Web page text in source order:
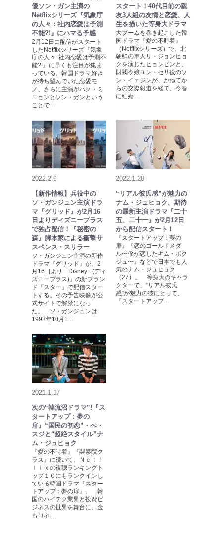
優ソン・ガン主演の
Netflixシリーズ『気象庁
の人々：社内恋愛は予測
不能?!』にハマる予感
2月12日に配信がスタート
したNetflixシリーズ『気象
庁の人々: 社内恋愛は予測不
能?!』に早くも注目が集ま
っている。韓国ドラマ好き
が待ち望んでいた恋愛モ
ノ、さらに主演がパク・ミ
ニョンとソン・ガンという
ことで…
スタート！40代目前の親
友3人組の友情と恋愛、人
生を描いた等身大ドラマ
大ブームを巻き起こした韓
国ドラマ『愛の不時着』
（Netflixシリーズ）で、北
朝鮮の軍人リ・ジョンヒョ
クを演じたヒョンビンと、
財閥令嬢ユン・セリ役のソ
ン・イェジンが、かねてか
らの交際報道を経て、今春
に結婚…
2022.2.9
【新作情報】兵役中の
ソ・ガンジュン主演ドラ
マ『グリッド』が2月16
日よりディズニープラス
で独占配信！『秘密の
森』脚本家による衝撃サ
スペンス・スリラー
ソ・ガンジュン主演の新作
ドラマ『グリッド』が、2
月16日より「Disney+ (ディ
ズニープラス)」の新ブラン
ド「スター」で配信スター
トする。その予告映像が公
式サイトで解禁になっ
た。 ソ・ガンジュンは
1993年10月1…
2022.1.20
“リアル彼氏感”が魅力の
ナム・ジュヒョク、期待
の最新主演ドラマ『二十
五、二十一』が2月12日
から配信スタート！
『スタートアップ：夢の
扉』『恋のゴールドメダ
ル〜僕が恋したキム・ボク
ジュ〜』などで日本でも人
気のナム・ジュヒョク
（27）。 等身大のキャラ
クターで、“リアル彼氏
感”が魅力の彼にとって、
『スタートアップ…
2021.1.17
次の“韓流沼ドラマ”!『ス
タートアップ：夢の
扉』“国民の初恋”・ぺ・
スジと“超絶スタイル”ナ
ム・ジュヒョク
『愛の不時着』『梨泰院ク
ラス』に続いて、Ｎｅｔｆ
ｌｉｘの視聴ランキングト
ップ１０にもランクインし
ている韓国ドラマ『スター
トアップ：夢の扉』。 韓
国のハイテク業界と投資ビ
ジネスの世界を舞台に、金
もコネ…